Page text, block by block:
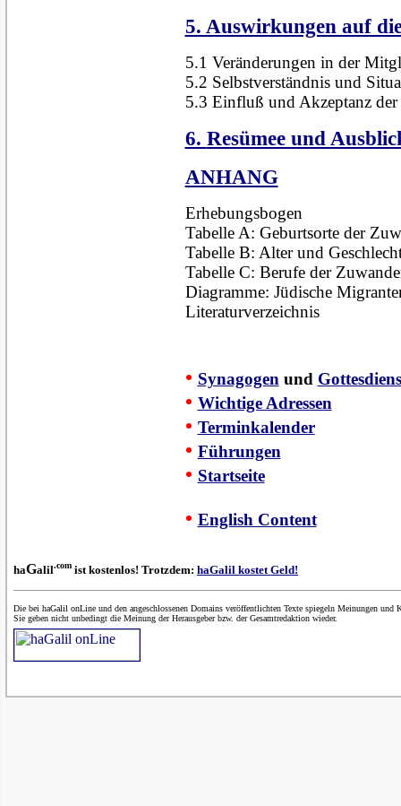
5. Auswirkungen auf
5.1 Veränderungen in der
5.2 Selbstverständnis und
5.3 Einfluß und Akzeptanz der
6. Resümee und
ANHANG
Erhebungsbogen
Tabelle A: Geburtsorte der
Tabelle B: Alter und
Tabelle C: Berufe der
Diagramme: Jüdische
Literaturverzeichnis
• Synagogen und
• Wichtige Adressen
• Terminkalender
• Führungen
• Startseite
• English Content
haGalil.com ist kostenlos! Trotzdem: haGalil kostet Geld!
Die bei haGalil onLine und den angeschlossenen Domains veröffentlichten Texte spiegeln Meinungen und
Sie geben nicht unbedingt die Meinung der Herausgeber bzw. der Gesamtredaktion wieder.